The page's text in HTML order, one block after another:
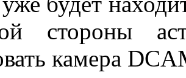
стороны
камера